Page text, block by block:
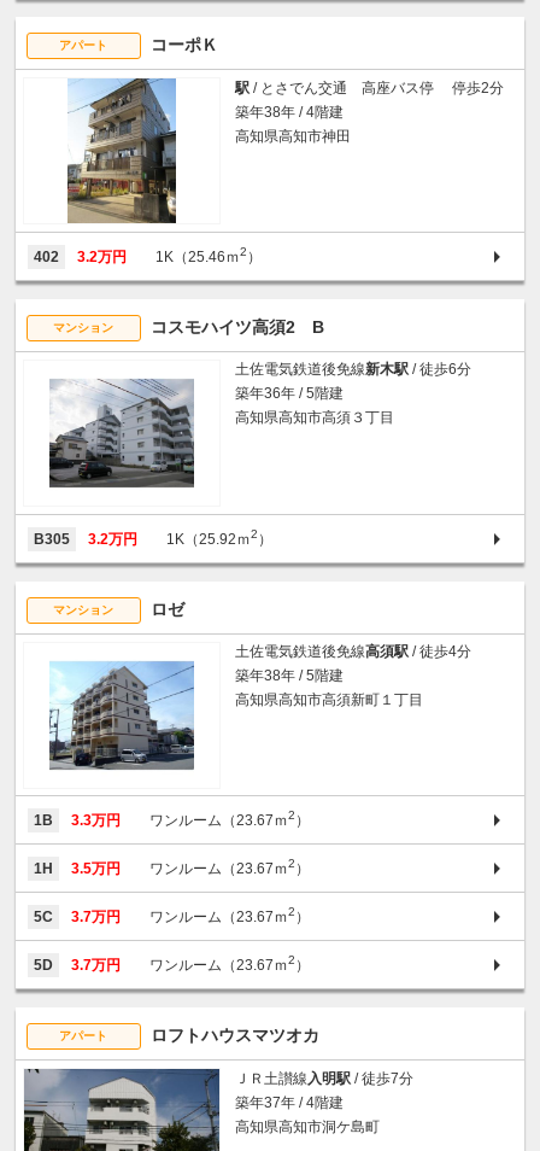
アパート コーポＫ
駅 / とさでん交通 高座バス停 停歩2分
築年38年 / 4階建
高知県高知市神田
402 3.2万円 1K（25.46ｍ2 ）
マンション コスモハイツ高須2 B
土佐電気鉄道後免線新木駅 / 徒歩6分
築年36年 / 5階建
高知県高知市高須３丁目
B305 3.2万円 1K（25.92ｍ2 ）
マンション ロゼ
土佐電気鉄道後免線高須駅 / 徒歩4分
築年38年 / 5階建
高知県高知市高須新町１丁目
1B 3.3万円 ワンルーム（23.67ｍ2 ）
1H 3.5万円 ワンルーム（23.67ｍ2 ）
5C 3.7万円 ワンルーム（23.67ｍ2 ）
5D 3.7万円 ワンルーム（23.67ｍ2 ）
アパート ロフトハウスマツオカ
ＪＲ土讃線 入明駅 / 徒歩7分
築年37年 / 4階建
高知県高知市洞ケ島町